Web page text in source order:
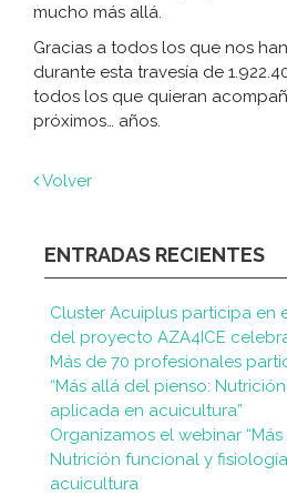
mucho más allá.
Gracias a todos los que nos
durante esta travesía de
todos los que quieran
próximos… años.
Volver
ENTRADAS RECIENTES
Cluster Acuiplus participa en
del proyecto AZA4ICE
Más de 70 profesionales
“Más allá del pienso:
aplicada en acuicultura”
Organizamos el webinar
Nutrición funcional y
acuicultura